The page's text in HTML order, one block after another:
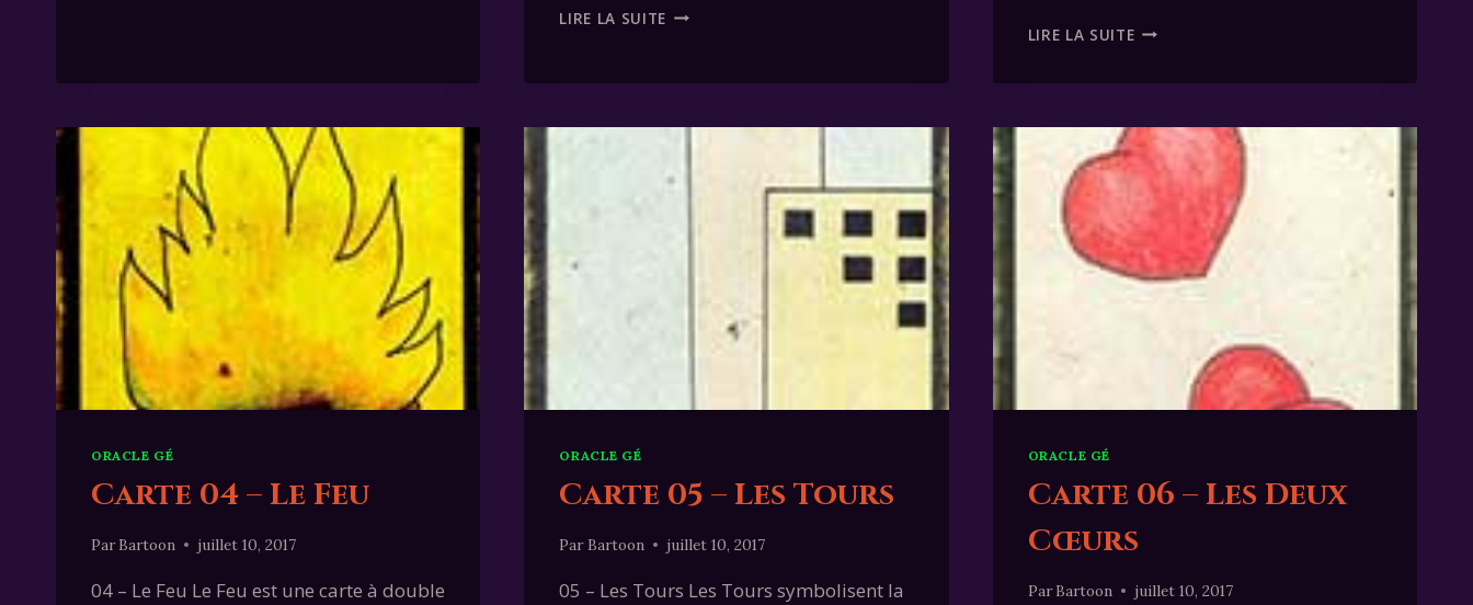
LIRE LA SUITE CARTE
LA
LIRE LA SUITECARTE
ORACLE GÉ
Carte 04 – Le Feu
Par Bartoon juillet 10, 2017
04 – Le Feu Le Feu est une carte à double
ORACLE GÉ
Carte 05 – Les Tours
Par Bartoon juillet 10, 2017
05 – Les Tours Les Tours symbolisent la
ORACLE GÉ
Carte 06 – Les Deux
Cœurs
Par Bartoon juillet 10, 2017